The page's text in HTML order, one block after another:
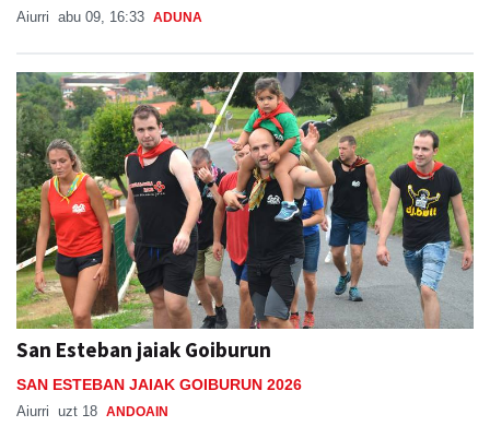
Aiurri abu 09, 16:33 ADUNA
San Esteban jaiak Goiburun
SAN ESTEBAN JAIAK GOIBURUN 2026
Aiurri uzt 18 ANDOAIN